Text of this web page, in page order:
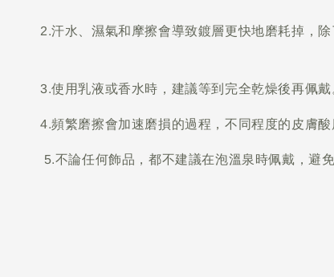
2.汗水、濕氣和摩擦會導致鍍層更快地磨耗掉，
3.使用乳液或香水時，建議等到完全乾燥後再佩戴
4.頻繁磨擦會加速磨損的過程，不同程度的
5.不論任何飾品，都不建議在泡溫泉時佩戴，避